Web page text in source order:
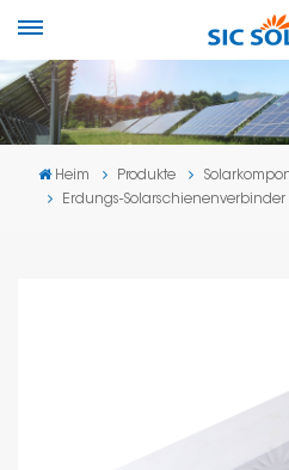
Heim Produkte
Erdungs-Solarschienenverbinder